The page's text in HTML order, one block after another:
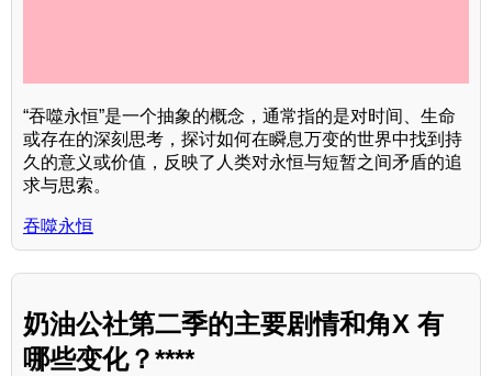
“吞噬永恒”是一个抽象的概念，通常指的是对时间、生命
或存在的深刻思考，探讨如何在瞬息万变的世界中找到持
久的意义或价值，反映了人类对永恒与短暂之间矛盾的追
求与思索。
吞噬永恒
奶油公社第二季的主要剧情和角X 有
哪些变化？****